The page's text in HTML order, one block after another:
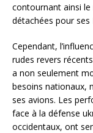
contournant ainsi
détachées pour ses
Cependant,
rudes revers
a non seulement
besoins nationaux,
ses avions. Les
face à la défense
occidentaux, ont